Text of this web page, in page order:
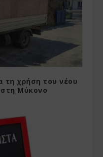
τη χρήση του νέου
Μύκονο